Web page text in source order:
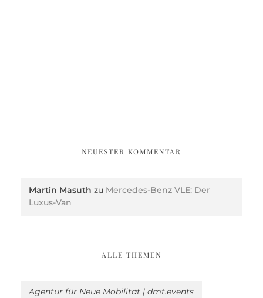
NEUESTER KOMMENTAR
Martin Masuth zu Mercedes-Benz VLE: Der
Luxus-Van
ALLE THEMEN
Agentur für Neue Mobilität | dmt.events